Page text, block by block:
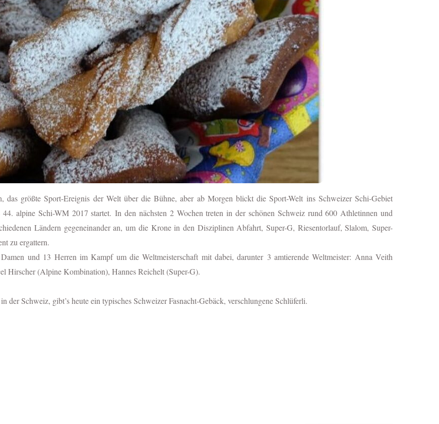
das größte Sport-Ereignis der Welt über die Bühne, aber ab Morgen blickt die Sport-Welt ins Schweizer Schi-Gebiet
alpine Schi-WM 2017 startet.In den nächsten 2 Wochen treten in der schönen Schweiz rund 600 Athletinnen und
Ländern gegeneinander an, um die Krone in den Disziplinen Abfahrt, Super-G, Riesentorlauf, Slalom, Super-
zu ergattern.
und 13 Herren im Kampf um die Weltmeisterschaft mit dabei, darunter 3 amtierende Weltmeister: Anna Veith
Hirscher (Alpine Kombination), Hannes Reichelt (Super-G).
der Schweiz, gibt’s heute ein typisches Schweizer Fasnacht-Gebäck, verschlungene Schlüferli.